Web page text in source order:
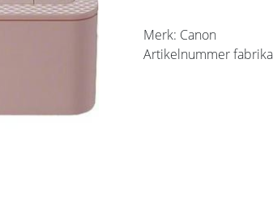
Merk: Canon
Artikelnummer